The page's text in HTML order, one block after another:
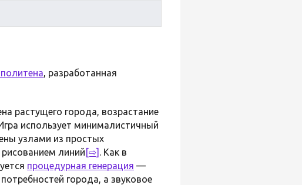
, разработанная
растущего города, возрастание
использует минималистичный
узлами из простых
рисованием линий [⇨] . Как в
процедурная генерация —
города, а звуковое